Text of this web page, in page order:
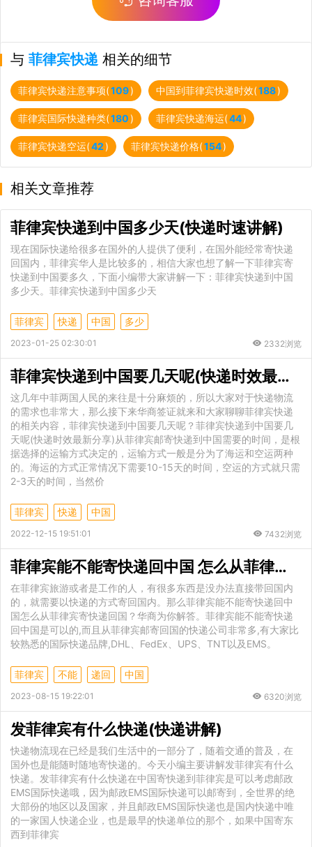
与 菲律宾快递 相关的细节
菲律宾快递注意事项(109) 中国到菲律宾快递时效(188)
菲律宾国际快递种类(180) 菲律宾快递海运(44)
菲律宾快递空运(42) 菲律宾快递价格(154)
相关文章推荐
菲律宾快递到中国多少天(快递时速讲解)
现在国际快递给很多在国外的人提供了便利，在国外能经常寄快递
回国内，菲律宾华人是比较多的，相信大家也想了解一下菲律宾寄
快递到中国要多久，下面小编带大家讲解一下：菲律宾快递到中国
多少天。菲律宾快递到中国多少天
菲律宾 快递 中国 多少
2023-01-25 02:30:01 2332浏览
菲律宾快递到中国要几天呢(快递时效最新分享)
这几年中菲两国人民的来往是十分麻烦的，所以大家对于快递物流
的需求也非常大，那么接下来华商签证就来和大家聊聊菲律宾快递
的相关内容，菲律宾快递到中国要几天呢？菲律宾快递到中国要几
天呢(快递时效最新分享)从菲律宾邮寄快递到中国需要的时间，是根
据选择的运输方式决定的，运输方式一般是分为了海运和空运两种
的。海运的方式正常情况下需要10-15天的时间，空运的方式就只需
2-3天的时间，当然价
菲律宾 快递 中国
2022-12-15 19:51:01 7432浏览
菲律宾能不能寄快递回中国 怎么从菲律宾寄快递回国
在菲律宾旅游或者是工作的人，有很多东西是没办法直接带回国内
的，就需要以快递的方式寄回国内。那么菲律宾能不能寄快递回中
国怎么从菲律宾寄快递回国？华商为你解答。菲律宾能不能寄快递
回中国是可以的,而且从菲律宾邮寄回国的快递公司非常多,有大家比
较熟悉的国际快递品牌,DHL、FedEx、UPS、TNT以及EMS。
菲律宾 不能 递回 中国
2023-08-15 19:22:01 6320浏览
发菲律宾有什么快递(快递讲解)
快递物流现在已经是我们生活中的一部分了，随着交通的普及，在
国外也是能随时随地寄快递的。今天小编主要讲解发菲律宾有什么
快递。发菲律宾有什么快递在中国寄快递到菲律宾是可以考虑邮政
EMS国际快递哦，因为邮政EMS国际快递可以邮寄到，全世界的绝
大部份的地区以及国家，并且邮政EMS国际快递也是国内快递中唯
的一家国人快递企业，也是最早的快递单位的那个，如果中国寄东
西到菲律宾